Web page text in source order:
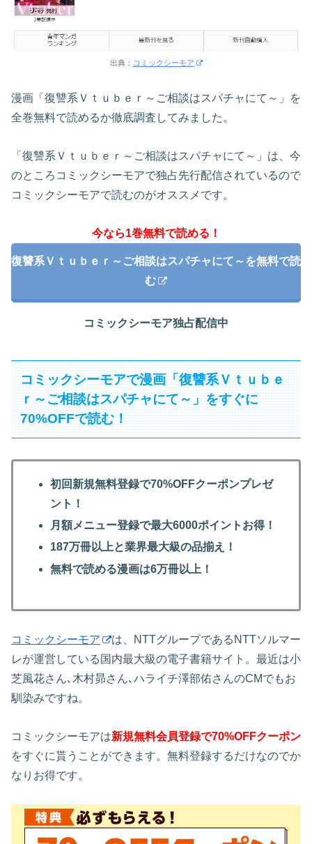
出典： コミックシーモア
漫画「復讐系Ｖｔｕｂｅｒ～ご相談はスパチャにて～」を
全巻無料で読めるか徹底調査してみました。
「復讐系Ｖｔｕｂｅｒ～ご相談はスパチャにて～」は、今
のところコミックシーモアで独占先行配信されているので
コミックシーモアで読むのがオススメです。
今なら1巻無料で読める！
復讐系Ｖｔｕｂｅｒ～ご相談はスパチャにて～を無料で読
む
コミックシーモア独占配信中
コミックシーモアで漫画「復讐系Ｖｔｕｂｅ
ｒ～ご相談はスパチャにて～」をすぐに
70%OFFで読む！
初回新規無料登録で70%OFFクーポンプレゼ
ント！
月額メニュー登録で最大6000ポイントお得！
187万冊以上と業界最大級の品揃え！
無料で読める漫画は6万冊以上！
コミックシーモア
は、NTTグループであるNTTソルマー
レが運営している国内最大級の電子書籍サイト。最近は小
芝風花さん､木村昴さん､ハライチ澤部佑さんのCMでもお
馴染みですね。
コミックシーモアは新規無料会員登録で70%OFFクーポン
をすぐに貰うことができます。無料登録するだけなのでか
なりお得です。